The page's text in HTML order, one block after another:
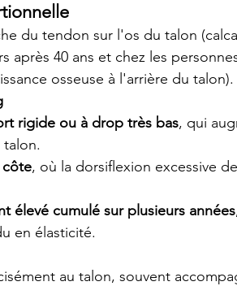
du tendon sur l'os du talon
après 40 ans et chez les
osseuse à l'arrière du talon).
rigide ou à drop très bas, qui
, où la dorsiflexion excessive
élevé cumulé sur plusieurs années
en élasticité.
au talon, souvent